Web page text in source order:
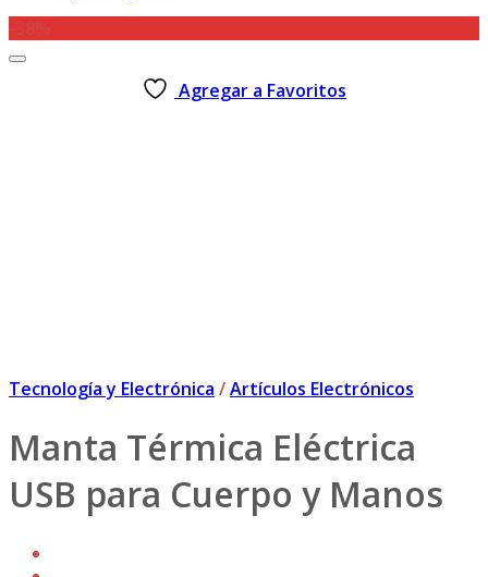
$5.990.$3.900.
Agregar a Favoritos
Tecnología y Electrónica /Artículos Electrónicos
Manta Térmica Eléctrica
USB para Cuerpo y Manos